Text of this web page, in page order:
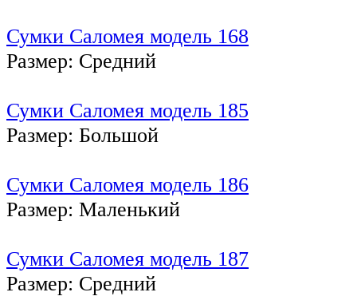
Сумки Саломея модель 168
Размер: Средний
Сумки Саломея модель 185
Размер: Большой
Сумки Саломея модель 186
Размер: Маленький
Сумки Саломея модель 187
Размер: Средний